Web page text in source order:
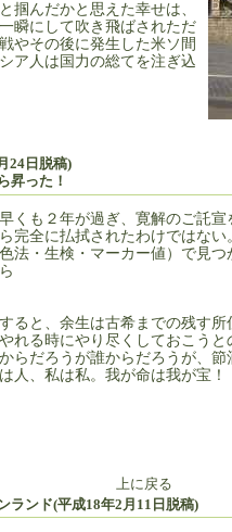
掴んだかと思えた幸せは、
瞬にして吹き飛ばされただ
やその後に発生した米ソ間
ア人は国力の総てを注ぎ込
24日脱稿)
昇った！
くも２年が過ぎ、寛解のご託
完全に払拭されたわけではな
法・生検・マーカー値）で見
ると、余生は古希までの残す
れる時にやり尽くしておこう
らだろうが誰からだろうが、
。人は人、私は私。
戻る
ランド(平成18年2月11日脱稿)